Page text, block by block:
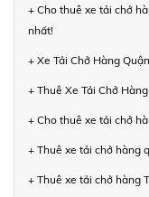
+ Cho thuê xe tải chở
nhất!
+ Xe Tải Chở Hàng
+ Thuê Xe Tải Chở
+ Cho thuê xe tải chở
+ Thuê xe tải chở hàng
+ Thuê xe tải chở hàng